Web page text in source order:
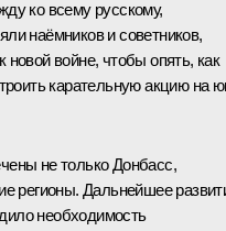
ко всему русскому,
наёмников и советников,
новой войне, чтобы опять, как
карательную акцию на
не только Донбасс,
регионы. Дальнейшее
необходимость